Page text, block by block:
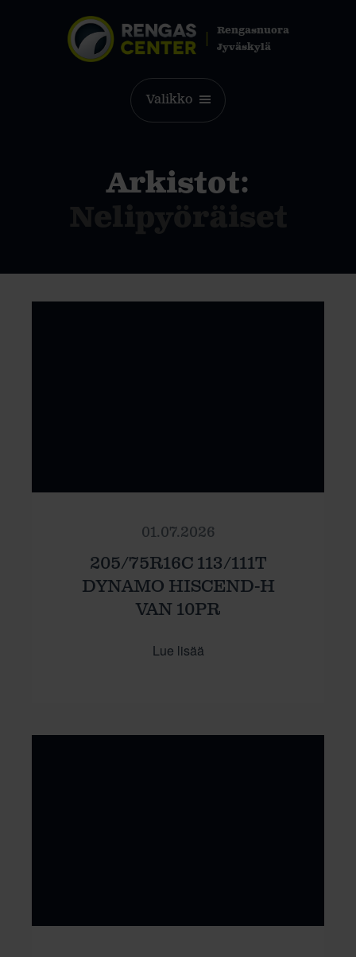
Rengasnuora
Jyväskylä
Valikko
Arkistot:
01.07.2026
205/75R16C 113/111T
DYNAMO HISCEND-H
VAN 10PR
Lue lisää